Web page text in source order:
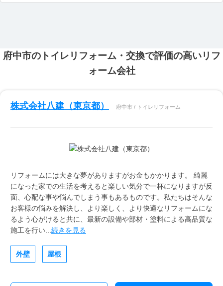
府中市のトイレリフォーム・交換で評価の高いリフ
ォーム会社
株式会社八建（東京都） 府中市 / トイレリフォーム
リフォームには大きな夢がありますがお金もかかります。 綺麗
になった家での生活を考えると楽しい気分で一杯になりますが反
面、心配な事や悩んでしまう事もあるものです。私たちはそんな
お客様の悩みを解決し、より楽しく、より快適なリフォームにな
るよう心がけると共に、最新の設備や部材・塗料による高品質な
施工を行い... 続きを見る
外壁 屋根